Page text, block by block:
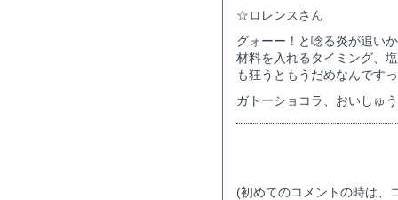
☆ロレンスさん
グォーー！と唸る炎が追い
材料を入れるタイミング、
も狂うともうだめなんです
ガトーショコラ、おいしゅ
(初めてのコメントの時は、